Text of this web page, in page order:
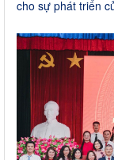
cho sự phát triển